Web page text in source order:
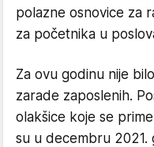
polazne osnovice za
za početnika u
Za ovu godinu nije
zarade zaposlenih.
olakšice koje se
su u decembru 2021.